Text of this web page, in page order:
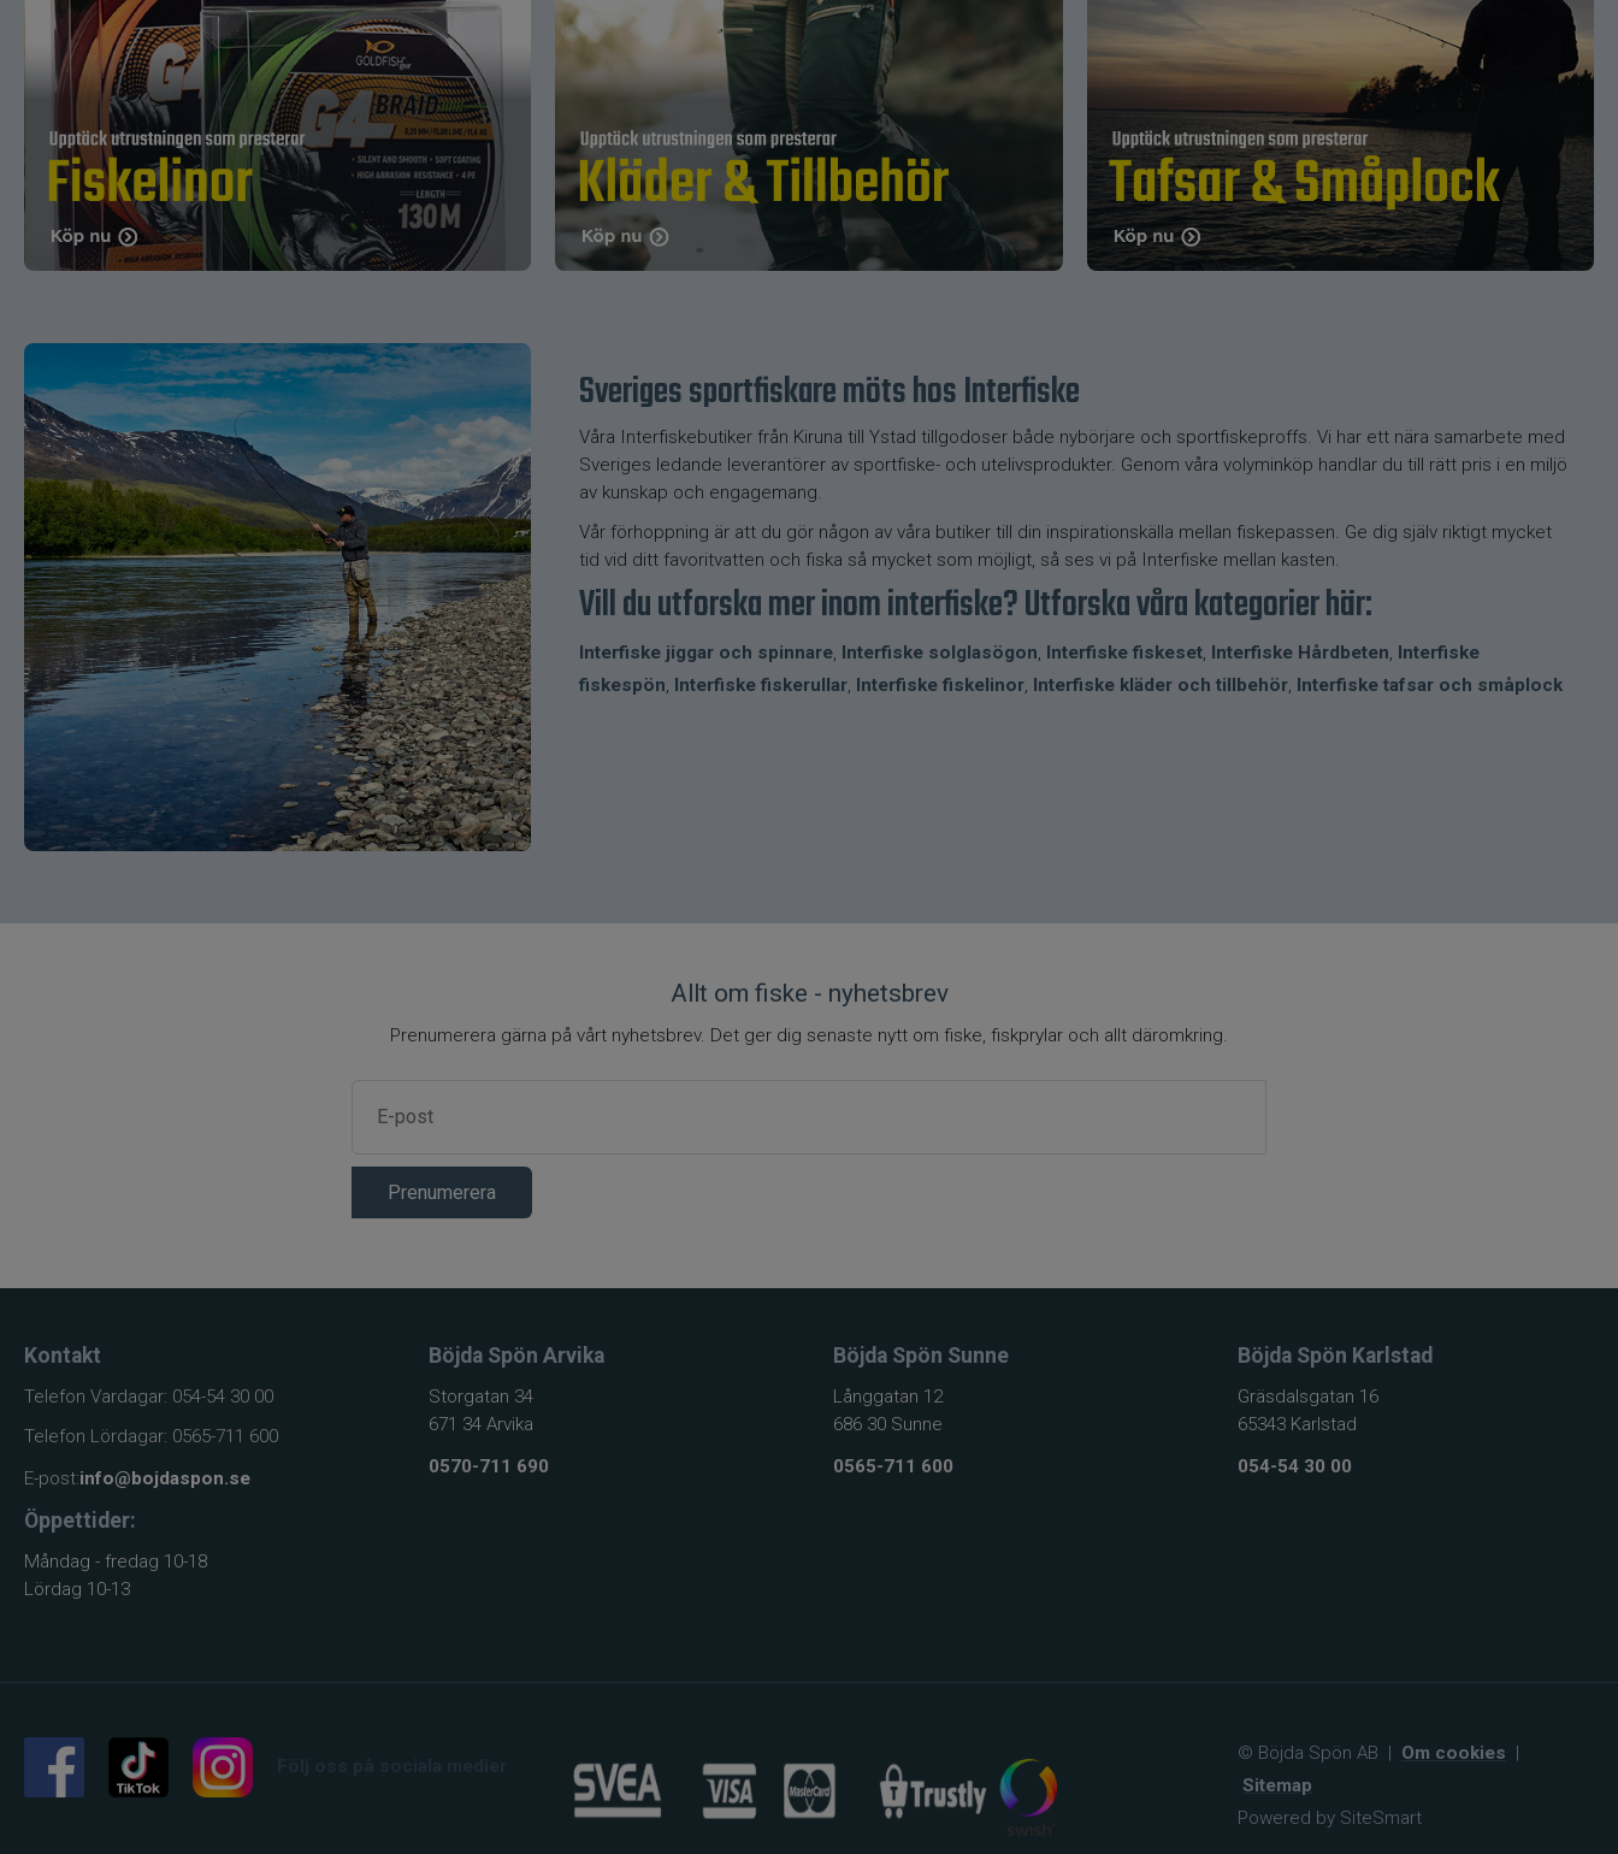
Sveriges sportfiskare möts hos Interfiske
Våra Interfiskebutiker från Kiruna till Ystad tillgodoser både nybörjare och sportfiskeproffs. Vi har ett nära samarbete med
Sveriges ledande leverantörer av sportfiske- och utelivsprodukter. Genom våra volyminköp handlar du till rätt pris i en miljö
av kunskap och engagemang.
Vår förhoppning är att du gör någon av våra butiker till din inspirationskälla mellan fiskepassen. Ge dig själv riktigt mycket
tid vid ditt favoritvatten och fiska så mycket som möjligt, så ses vi på Interfiske mellan kasten.
Vill du utforska mer inom interfiske? Utforska våra kategorier här:
Interfiske jiggar och spinnare, Interfiske solglasögon, Interfiske fiskeset, Interfiske Hårdbeten, Interfiske
fiskespön, Interfiske fiskerullar, Interfiske fiskelinor, Interfiske kläder och tillbehör, Interfiske tafsar och småplock
Allt om fiske - nyhetsbrev
Prenumerera gärna på vårt nyhetsbrev. Det ger dig senaste nytt om fiske, fiskprylar och allt däromkring.
Prenumerera
Kontakt
Telefon Vardagar: 054-54 30 00
Telefon Lördagar: 0565-711 600
E-post:info@bojdaspon.se
Öppettider:
Måndag - fredag 10-18
Lördag 10-13
Böjda Spön Arvika
Storgatan 34
671 34 Arvika
0570-711 690
Böjda Spön Sunne
Långgatan 12
686 30 Sunne
0565-711 600
Böjda Spön Karlstad
Gräsdalsgatan 16
65343 Karlstad
054-54 30 00
© Böjda Spön AB Om cookies
Sitemap
Powered by SiteSmart